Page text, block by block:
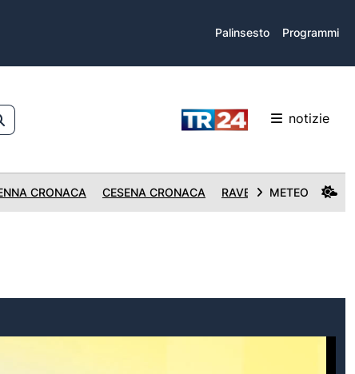
Palinsesto Programmi
notizie
CRONACA CESENA CRONACA RAVENNA CRONACA
METEO